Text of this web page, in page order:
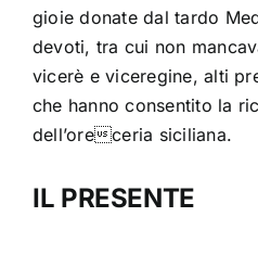
gioie donate dal tardo
devoti, tra cui non
vicerè e viceregine, alti
che hanno consentito la
dell’oreceria siciliana.
IL PRESENTE